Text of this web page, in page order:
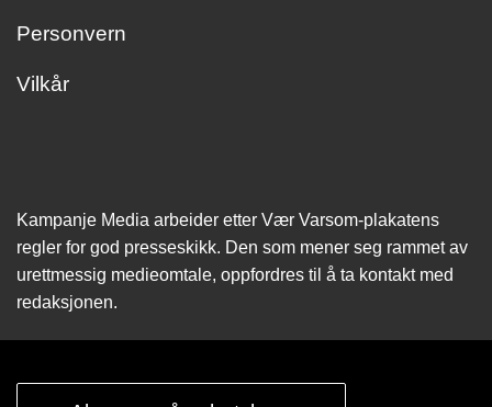
Personvern
Vilkår
Kampanje Media arbeider etter Vær Varsom-plakatens
regler for god presseskikk. Den som mener seg rammet av
urettmessig medie­omtale, oppfordres til å ta kontakt med
redaksjonen.